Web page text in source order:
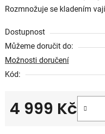
Rozmnožuje se kladením
Dostupnost
Můžeme doručit do:
Možnosti doručení
Kód:
4 999 Kč